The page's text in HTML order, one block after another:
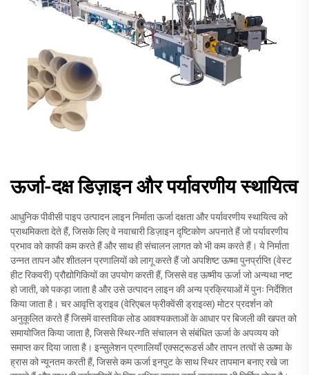
ऊर्जा-दक्ष डिज़ाइन और पर्यावरणीय स्थायित्व
आधुनिक पीवीसी पाइप उत्पादन लाइन निर्माता ऊर्जा दक्षता और पर्यावरणीय स्थायित्व को
प्राथमिकता देते हैं, जिसके लिए वे नवाचारी डिज़ाइन दृष्टिकोण अपनाते हैं जो पर्यावरणीय
प्रभाव को काफी कम करते हैं और साथ ही संचालन लागत को भी कम करते हैं। ये निर्माता
उन्नत तापन और शीतलन प्रणालियों को लागू करते हैं जो अपशिष्ट ऊष्मा पुनर्प्राप्ति (वेस्ट
हीट रिकवरी) प्रौद्योगिकियों का उपयोग करती हैं, जिससे वह ऊष्मीय ऊर्जा जो अन्यथा नष्ट
हो जाती, को पकड़ा जाता है और उसे उत्पादन लाइन की अन्य प्रक्रियाओं में पुनः निर्देशित
किया जाता है। चर आवृत्ति ड्राइव (वेरिएबल फ्रीक्वेंसी ड्राइव्स) मोटर प्रदर्शन को
अनुकूलित करते हैं जिसमें वास्तविक लोड आवश्यकताओं के आधार पर बिजली की खपत को
समायोजित किया जाता है, जिससे स्थिर-गति संचालन से संबंधित ऊर्जा के अपव्यय को
समाप्त कर दिया जाता है। इन्सुलेशन प्रणालियाँ एक्सट्रूडर्स और तापन तत्वों से ऊष्मा के
ह्रास को न्यूनतम करती हैं, जिससे कम ऊर्जा इनपुट के साथ स्थिर तापमान बनाए रखे जा